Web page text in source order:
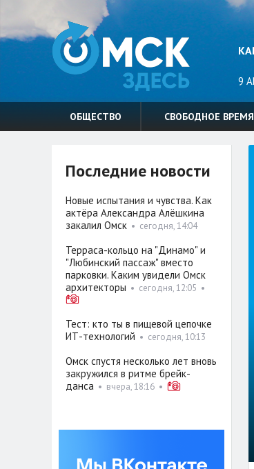
9
ОБЩЕСТВО СВОБОДНОЕ ВРЕМЯ
Последние новости
Новые испытания и чувства. Как
актёра Александра Алёшкина
закалил Омск• сегодня, 14:04
Терраса-кольцо на "Динамо" и
"Любинский пассаж" вместо
парковки. Каким увидели Омск
архитекторы • сегодня, 12:05 •
Тест: кто ты в пищевой цепочке
ИТ-технологий • сегодня, 10:13
Омск спустя несколько лет вновь
закружился в ритме брейк-
данса• вчера, 18:16•